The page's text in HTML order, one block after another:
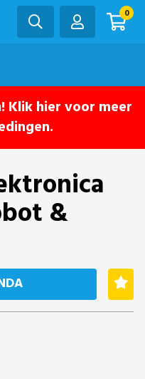
0
Klik hier voor meer
&